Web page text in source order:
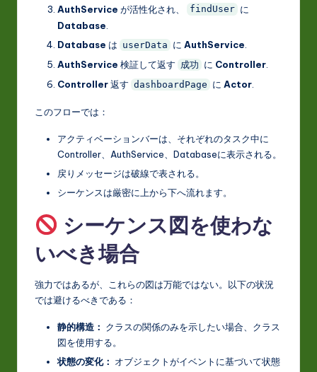
AuthService が活性化され、 findUser に
Database
Database は userData に AuthService
AuthService 検証して返す 成功 に Controller.
Controller返す dashboardPage に Actor.
このフローでは：
アクティベーションバーは、それぞれのタスク中に
Controller、AuthService、Databaseに表示される。
戻りメッセージは破線で表される。
シーケンスは厳密に上から下へ流れます。
シーケンス図を使わな
いべき場合
強力ではあるが、これらの図は万能ではない。以下の状況
では避けるべきである：
静的構造： クラスの関係のみを示したい場合、クラス
図を使用する。
状態の変化： オブジェクトがイベントに基づいて状態